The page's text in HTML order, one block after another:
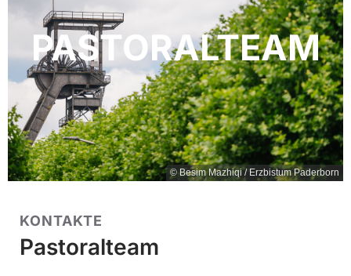
PASTORALTEAM
© Besim Mazhiqi / Erzbistum Paderborn
KONTAKTE
Pastoralteam